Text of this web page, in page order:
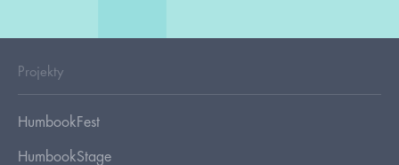
Projekty
HumbookFest
HumbookStage